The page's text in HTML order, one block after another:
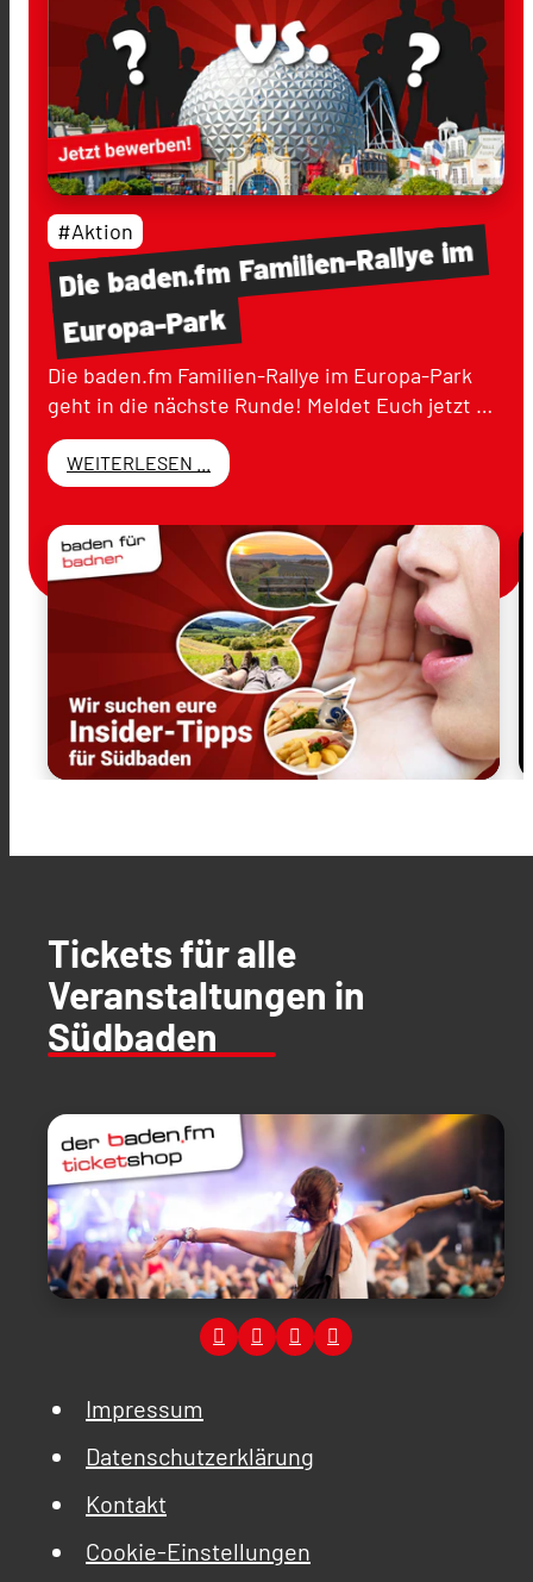
Diebaden.fmFamilien-Rallyeim
Europa-Park
#Aktion
Die baden.fm Familien-Rallye im Europa-Park
geht in die nächste Runde! Meldet Euch jetzt …
WEITERLESEN ...
Tickets für alle
Veranstaltungen in
Südbaden
Impressum
Datenschutzerklärung
Kontakt
Cookie-Einstellungen